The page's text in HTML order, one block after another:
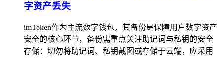
字资产丢失
imToken作为主流数字钱包，其备份是保障用户数字资产
安全的核心环节，备份需重点关注助记词与私钥的安全
存储：切勿将助记词、私钥截图或存储于云端，应采用